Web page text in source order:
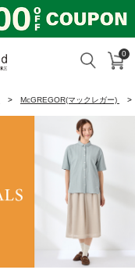
検索 カ
0
McGREGOR(マックレガー)